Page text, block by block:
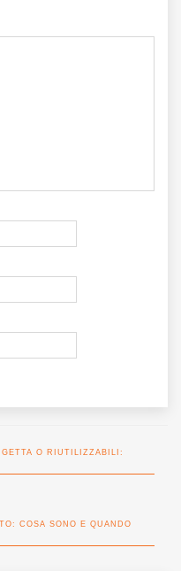
GETTA O RIUTILIZZABILI:
COSA SONO E QUANDO